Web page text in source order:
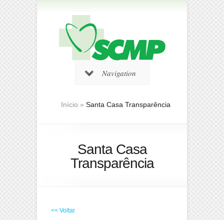
Navigation
Início » Santa Casa Transparência
Santa Casa
Transparência
<< Voltar